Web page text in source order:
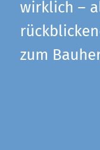
wirklich –
zum